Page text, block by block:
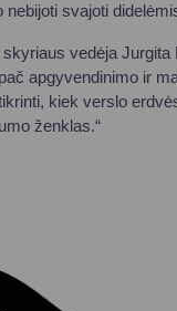
nebijoti svajoti
vedėja
apgyvendinimo ir
kiek verslo
ženklas.“